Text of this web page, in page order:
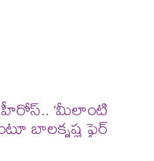
‘మీలాంటి
బాలకృష్ణ ఫైర్